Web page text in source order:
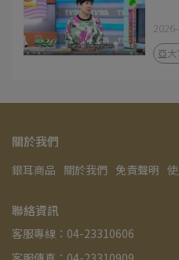
亞
關於我們
銀耳商品 關於我們 免責聲明
聯絡資訊
客服專線：04-23310606